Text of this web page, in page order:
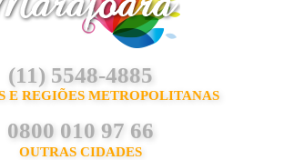
(11) 5548-4885
E REGIÕES METROPOLITANAS
0800 010 97 66
OUTRAS CIDADES